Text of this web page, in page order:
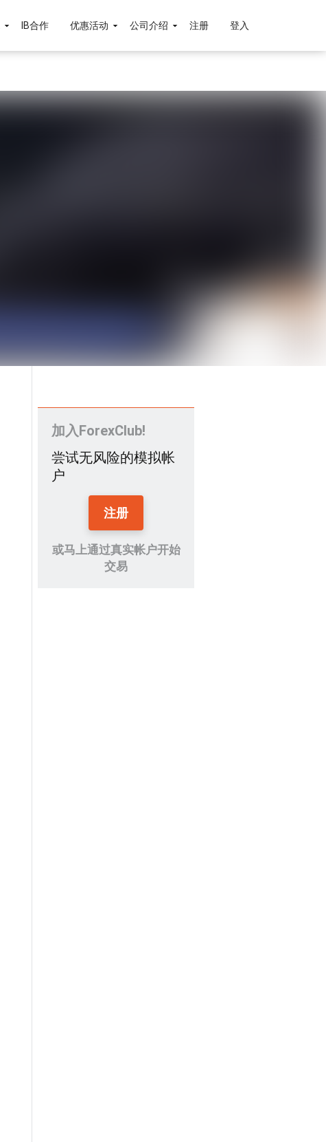
IB合作 优惠活动 公司介绍 注册 登入
加入ForexClub!
尝试无风险的模拟帐
户
注册
或马上通过真实帐户开始
交易